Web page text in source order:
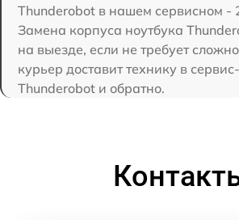
Thunderobot в нашем сервисном -
Замена корпуса ноутбука
на выезде, если не требует
курьер доставит технику в
Thunderobot и обратно.